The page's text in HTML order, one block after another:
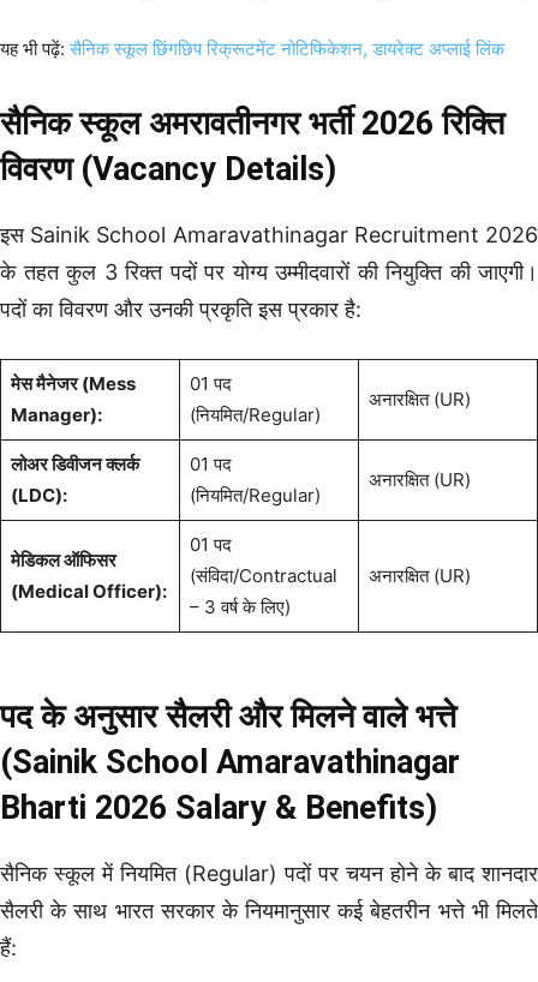
यह भी पढ़ें:सैनिक स्कूल छिंगछिप रिक्रूटमेंट नोटिफिकेशन, डायरेक्ट अप्लाई लिंक
सैनिक स्कूल अमरावतीनगर भर्ती 2026 रिक्ति
विवरण (Vacancy Details)
इस Sainik School Amaravathinagar Recruitment 2026
के तहत कुल 3 रिक्त पदों पर योग्य उम्मीदवारों की नियुक्ति की जाएगी।
पदों का विवरण और उनकी प्रकृति इस प्रकार है:
मेस मैनेजर (Mess
Manager):
01 पद
(नियमित/Regular)
अनारक्षित (UR)
लोअर डिवीजन क्लर्क
(LDC):
01 पद
(नियमित/Regular)
अनारक्षित (UR)
मेडिकल ऑफिसर
(Medical Officer):
01 पद
(संविदा/Contractual
– 3 वर्ष के लिए)
अनारक्षित (UR)
पद के अनुसार सैलरी और मिलने वाले भत्ते
(Sainik School Amaravathinagar
Bharti 2026 Salary & Benefits)
सैनिक स्कूल में नियमित (Regular) पदों पर चयन होने के बाद शानदार
सैलरी के साथ भारत सरकार के नियमानुसार कई बेहतरीन भत्ते भी मिलते
हैं: